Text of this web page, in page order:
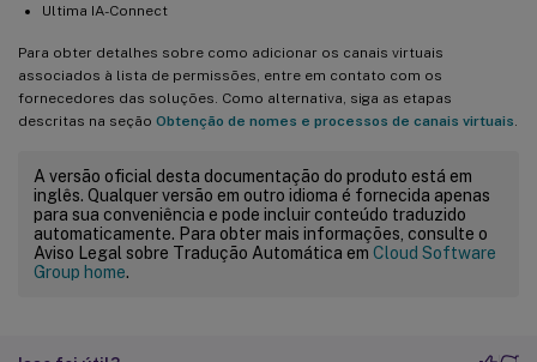
Ultima IA-Connect
Para obter detalhes sobre como adicionar os canais virtuais
associados à lista de permissões, entre em contato com os
fornecedores das soluções. Como alternativa, siga as etapas
descritas na seção Obtenção de nomes e processos de canais virtuais
A versão oficial desta documentação do produto está em
inglês. Qualquer versão em outro idioma é fornecida apenas
para sua conveniência e pode incluir conteúdo traduzido
automaticamente. Para obter mais informações, consulte o
Aviso Legal sobre Tradução Automática em Cloud Software
Group home.